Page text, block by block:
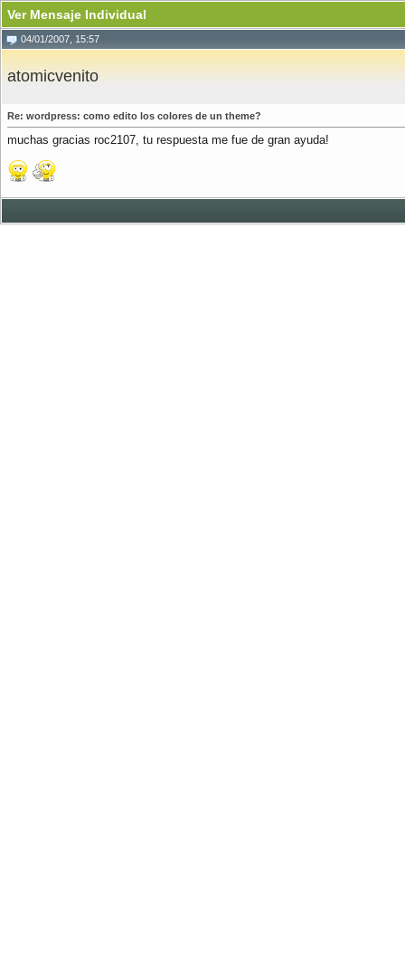
Ver Mensaje Individual
04/01/2007, 15:57
atomicvenito
Re: wordpress: como edito los colores de un theme?
muchas gracias roc2107, tu respuesta me fue de gran ayuda!